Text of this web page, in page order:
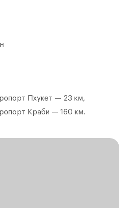
Пхукет — 23 км,
Краби — 160 км.